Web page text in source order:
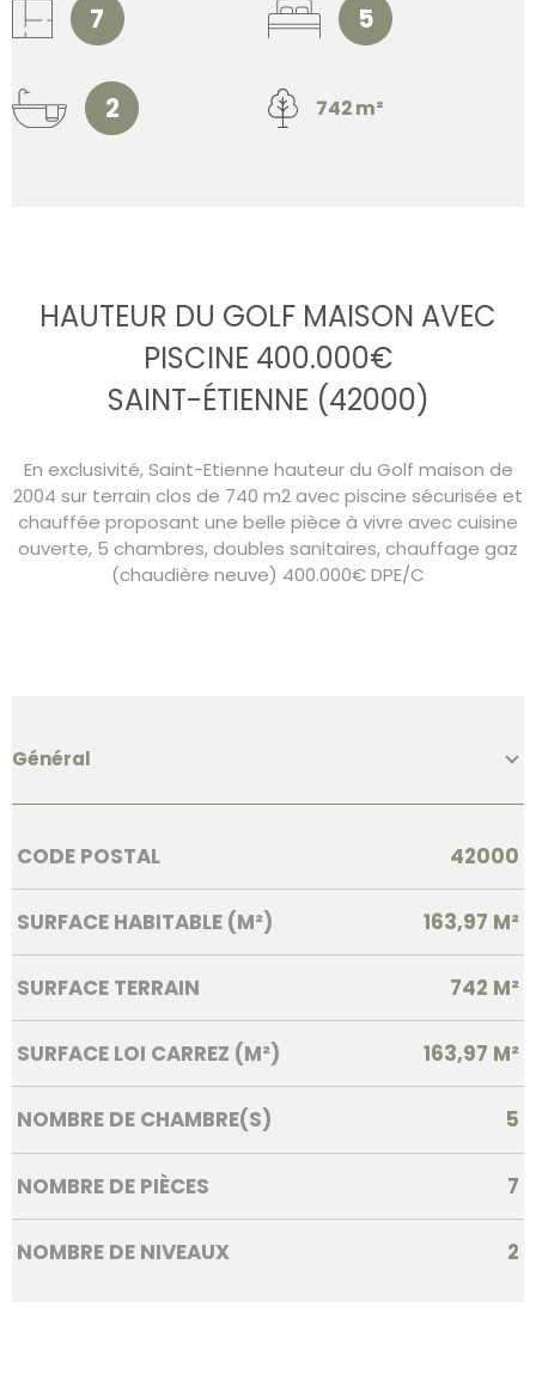
7 5
2 742 m²
HAUTEUR DU GOLF MAISON AVEC
PISCINE 400.000€
SAINT-ÉTIENNE (42000)
En exclusivité, Saint-Etienne hauteur du Golf maison de
2004 sur terrain clos de 740 m2 avec piscine sécurisée et
chauffée proposant une belle pièce à vivre avec cuisine
ouverte, 5 chambres, doubles sanitaires, chauffage gaz
(chaudière neuve) 400.000€ DPE/C
Général
Caractérisque Valeurs
CODE POSTAL 42000
SURFACE HABITABLE (M²) 163,97 M²
SURFACE TERRAIN 742 M²
SURFACE LOI CARREZ (M²) 163,97 M²
NOMBRE DE CHAMBRE(S) 5
NOMBRE DE PIÈCES 7
NOMBRE DE NIVEAUX 2